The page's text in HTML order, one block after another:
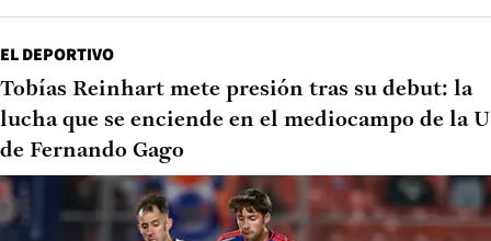
EL DEPORTIVO
Tobías Reinhart mete presión tras su debut: la
lucha que se enciende en el mediocampo de la U
de Fernando Gago